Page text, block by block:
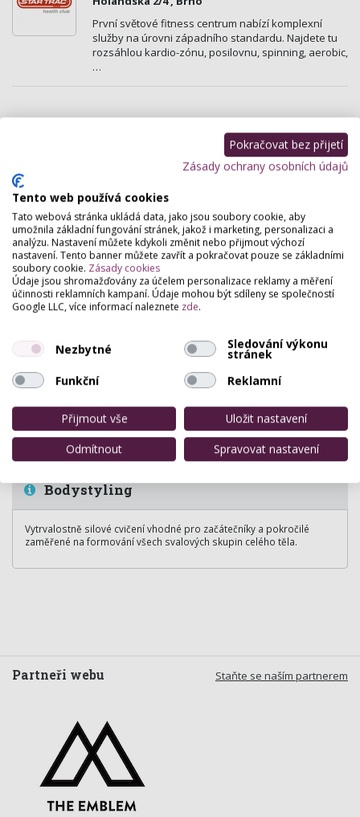
První světové fitness centrum nabízí komplexní
služby na úrovni západního standardu. Najdete tu
rozsáhlou kardio-zónu, posilovnu, spinning, aerobic,
…
Bodystyling
Vytrvalostně silové cvičení vhodné pro začátečníky a pokročilé
zaměřené na formování všech svalových skupin celého těla.
Staňte se naším partnerem
Partneři webu
Pokračovat bez přijetí
Zásady ochrany osobních údajů
Tento web používá cookies
Tato webová stránka ukládá data, jako jsou soubory cookie, aby
umožnila základní fungování stránek, jakož i marketing, personalizaci a
analýzu. Nastavení můžete kdykoli změnit nebo přijmout výchozí
nastavení. Tento banner můžete zavřít a pokračovat pouze se základními
soubory cookie. Zásady cookies
Údaje jsou shromažďovány za účelem personalizace reklamy a měření
účinnosti reklamních kampaní. Údaje mohou být sdíleny se společností
Google LLC, více informací naleznete zde.
Nezbytné Sledování výkonu
stránek
Funkční
Reklamní
Přijmout vše
Uložit nastavení
Odmítnout
Spravovat nastavení